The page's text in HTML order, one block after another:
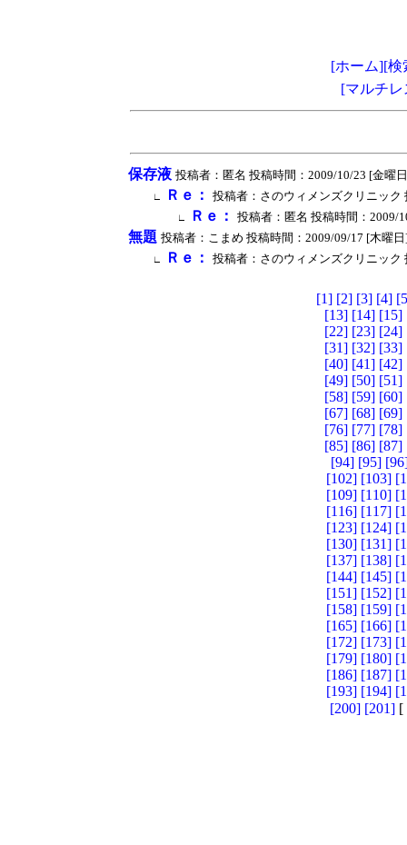
[ホーム][検
[マルチ
保存液 投稿者：匿名 投稿時間：2009/10/23 [金曜
∟ Ｒｅ： 投稿者：さのウィメンズクリニック
∟ Ｒｅ： 投稿者：匿名 投稿時間：2009/
無題 投稿者：こまめ 投稿時間：2009/09/17 [木曜
∟ Ｒｅ： 投稿者：さのウィメンズクリニック
[1] [2] [3] [4]
[13] [14] [15]
[22] [23] [24]
[31] [32] [33]
[40] [41] [42]
[49] [50] [51]
[58] [59] [60]
[67] [68] [69]
[76] [77] [78]
[85] [86] [87]
[94] [95]
[102] [103]
[109] [110]
[116] [117]
[123] [124]
[130] [131]
[137] [138]
[144] [145]
[151] [152]
[158] [159]
[165] [166]
[172] [173]
[179] [180]
[186] [187]
[193] [194]
[200] [201] [